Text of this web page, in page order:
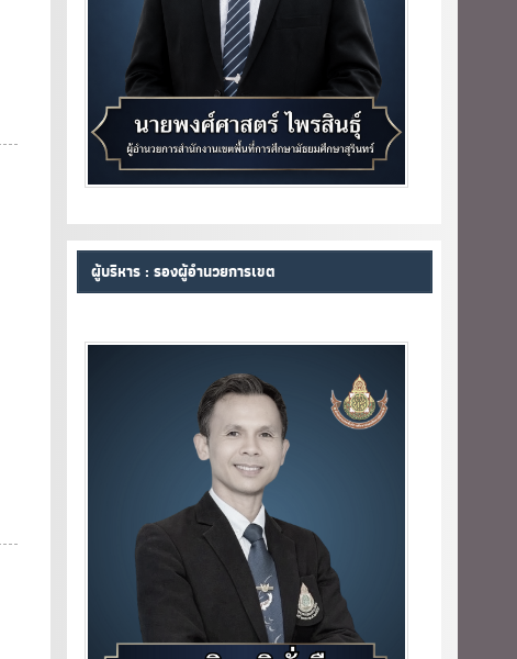
ผู้บริหาร : รองผู้อำนวยการเขต